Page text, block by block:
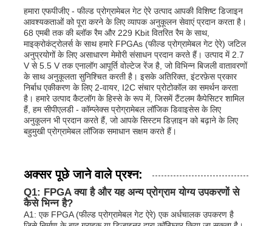
हमारा एफपीजीए - फील्ड प्रोग्रामेबल गेट ऐरे उत्पाद आपकी विशिष्ट डिजाइन
आवश्यकताओं को पूरा करने के लिए व्यापक अनुकूलन सेवाएं प्रदान करता है।
68 एमबी तक की ब्लॉक रैम और 229 Kbit वितरित रैम के साथ,
माइक्रोकंट्रोलर्स के साथ हमारे FPGAs (फील्ड प्रोग्रामेबल गेट ऐरे) जटिल
अनुप्रयोगों के लिए असाधारण मेमोरी संसाधन प्रदान करते हैं। उत्पाद में 2.7
V से 5.5 V तक एनालॉग आपूर्ति वोल्टेज रेंज है, जो विभिन्न बिजली वातावरणों
के साथ अनुकूलता सुनिश्चित करती है। इसके अतिरिक्त, इंटरफ़ेस प्रकार
निर्बाध एकीकरण के लिए 2-वायर, I2C संचार प्रोटोकॉल का समर्थन करता
है। हमारे उत्पाद कैटलॉग के हिस्से के रूप में, जिसमें टैंटलम कैपेसिटर शामिल
हैं, हम सीपीएलडी - कॉम्प्लेक्स प्रोग्रामेबल लॉजिक डिवाइसेस के लिए
अनुकूलन भी प्रदान करते हैं, जो आपके सिस्टम डिज़ाइन को बढ़ाने के लिए
बहुमुखी प्रोग्रामेबल लॉजिक समाधान सक्षम करते हैं।
अक्सर पूछे जाने वाले प्रश्न:
Q1: FPGA क्या है और यह अन्य प्रोग्राम योग्य उपकरणों से
कैसे भिन्न है?
A1: एक FPGA (फील्ड प्रोग्रामेबल गेट ऐरे) एक अर्धचालक उपकरण है